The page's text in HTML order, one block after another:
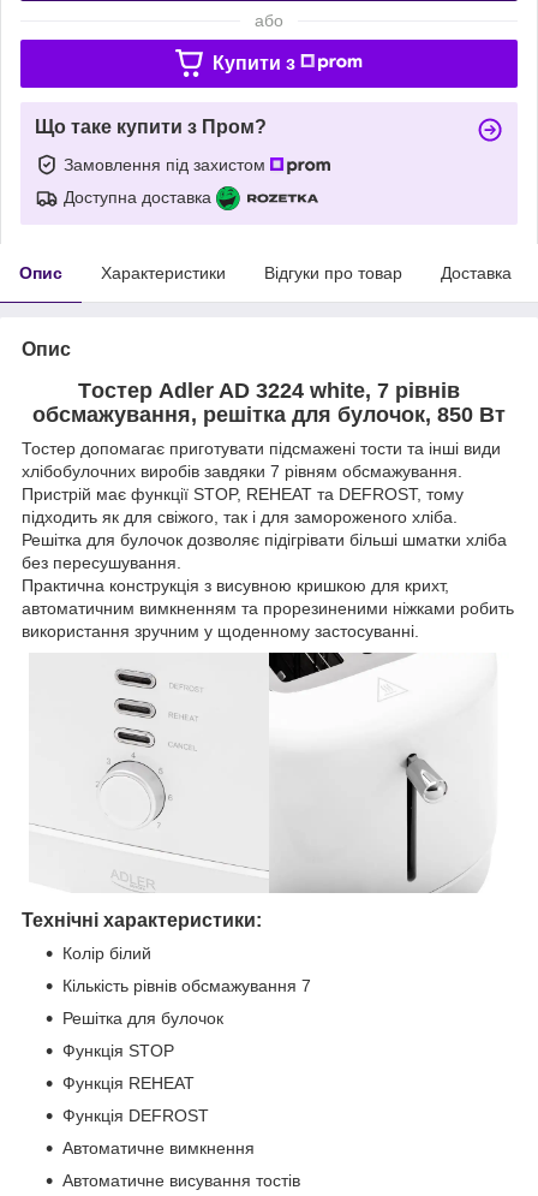
або
Купити з
Що таке купити з Пром?
Замовлення під захистом
Доступна доставка
Опис Характеристики Відгуки про товар Доставка
Опис
Tостер Adler AD 3224 white, 7 рівнів
обсмажування, решітка для булочок, 850 Вт
Тостер допомагає приготувати підсмажені тости та інші види
хлібобулочних виробів завдяки 7 рівням обсмажування.
Пристрій має функції STOP, REHEAT та DEFROST, тому
підходить як для свіжого, так і для замороженого хліба.
Решітка для булочок дозволяє підігрівати більші шматки хліба
без пересушування.
Практична конструкція з висувною кришкою для крихт,
автоматичним вимкненням та прорезиненими ніжками робить
використання зручним у щоденному застосуванні.
Технічні характеристики:
Колір білий
Кількість рівнів обсмажування 7
Решітка для булочок
Функція STOP
Функція REHEAT
Функція DEFROST
Автоматичне вимкнення
Автоматичне висування тостів